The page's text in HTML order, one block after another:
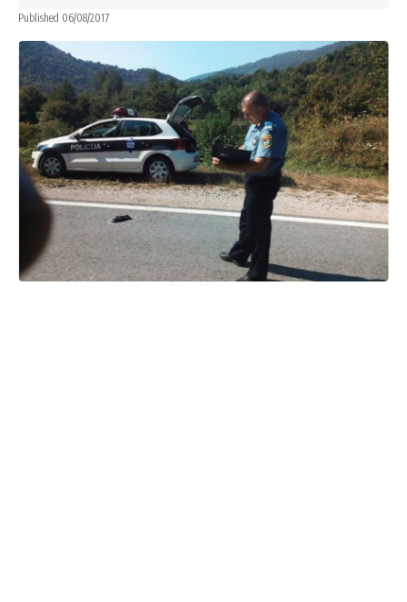
Published 06/08/2017